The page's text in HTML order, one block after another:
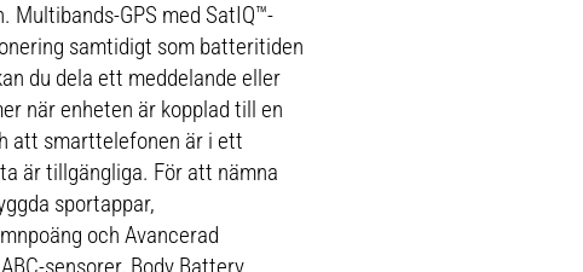
Multibands-GPS med SatIQ™-
samtidigt som batteritiden
du dela ett meddelande eller
när enheten är kopplad till en
att smarttelefonen är i ett
är tillgängliga. För att nämna
sportappar,
och Avancerad